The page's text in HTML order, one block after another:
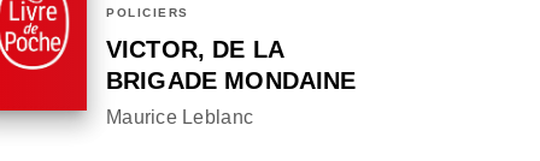
POLICIERS
VICTOR, DE LA
BRIGADE MONDAINE
Maurice Leblanc